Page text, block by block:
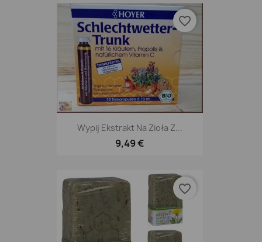
Wypij Ekstrakt Na Zioła Z...
9,49 €
favorite_border
favorite_border